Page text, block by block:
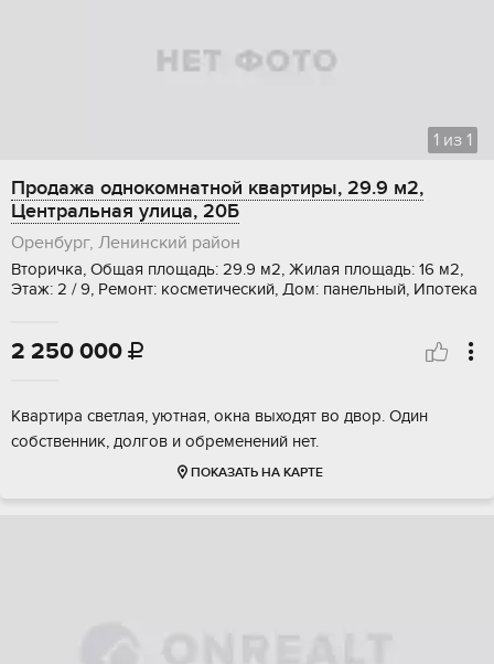
1 из 1
Продажа однокомнатной квартиры, 29.9 м2,
Центральная улица, 20Б
Оренбург, Ленинский район
Вторичка, Общая площадь: 29.9 м2, Жилая площадь: 16 м2,
Этаж: 2 / 9, Ремонт: косметический, Дом: панельный, Ипотека
2 250 000 
Квартира светлая, уютная, окна выходят во двор. Один
собственник, долгов и обременений нет.
ПОКАЗАТЬ НА КАРТЕ